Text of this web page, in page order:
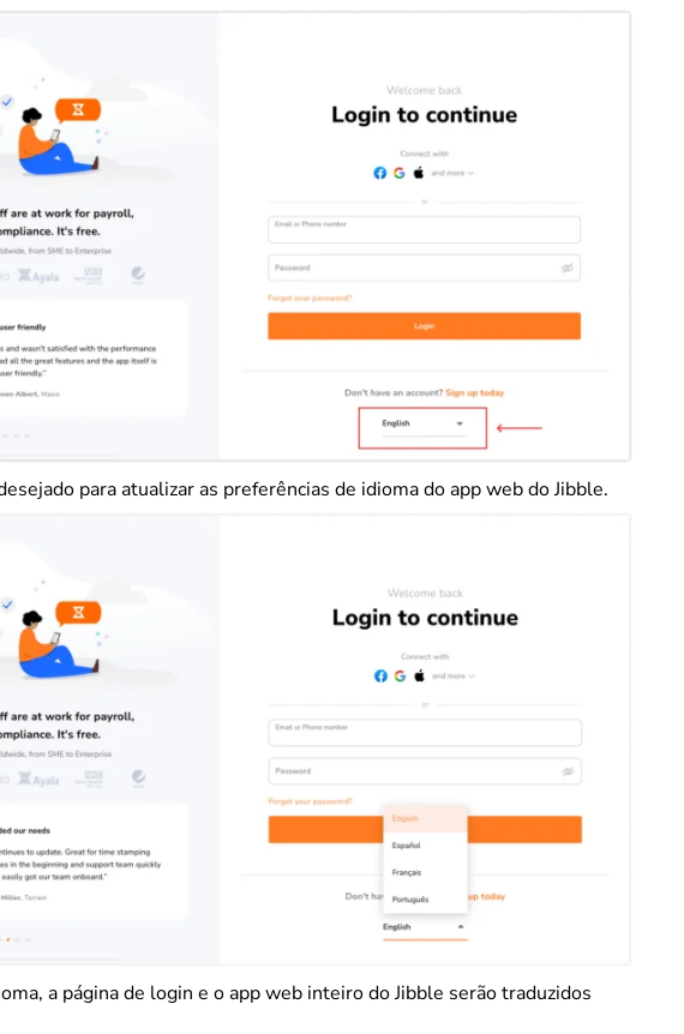
para atualizar as preferências de idioma do app web do Jibble.
a página de login e o app web inteiro do Jibble serão traduzidos